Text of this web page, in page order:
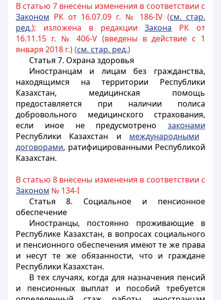
В статью 7 внесены изменения в соответствии с
Законом РК от 16.07.09 г. № 186-IV (см. стар.
ред.); изложена в редакцииЗакона РК от
16.11.15 г. № 406-V (введены в действие с 1
января 2018 г.) (см. стар. ред.)
Статья 7. Охрана здоровья
Иностранцам и лицам без гражданства,
находящимся на территории Республики
Казахстан, медицинская помощь
предоставляется при наличии полиса
добровольного медицинского страхования,
если иное не предусмотрено законами
Республики Казахстан и международными
договорами, ратифицированными Республикой
Казахстан.
В статью 8 внесены изменения в соответствии с
Законом № 134-I
Статья 8. Социальное и пенсионное
обеспечение
Иностранцы, постоянно проживающие в
Республике Казахстан, в вопросах социального
и пенсионного обеспечения имеют те же права
и несут те же обязанности, что и граждане
Республики Казахстан.
В тех случаях, когда для назначения пенсий
и пенсионных выплат и пособий требуется